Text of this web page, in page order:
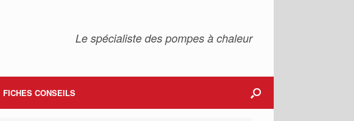
Le spécialiste des pompes à chaleur
FICHES CONSEILS